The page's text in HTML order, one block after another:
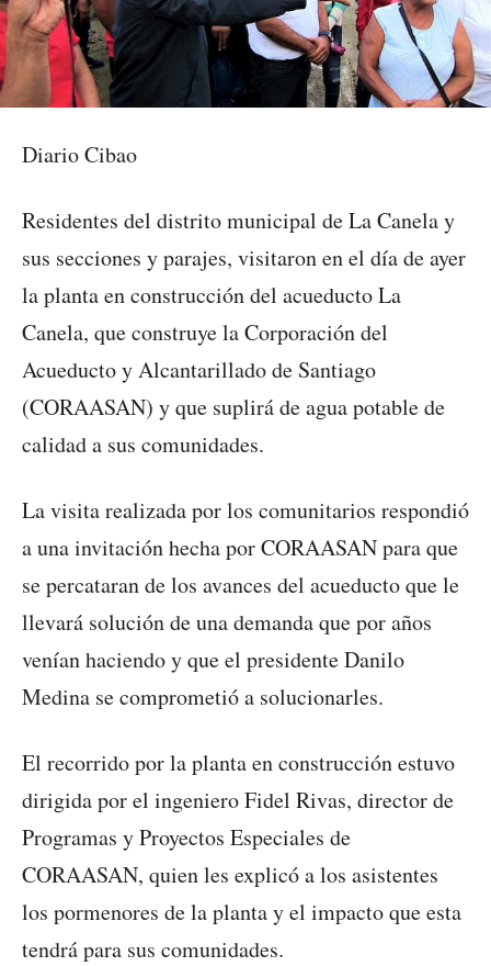
Diario Cibao
Residentes del distrito municipal de La Canela y
sus secciones y parajes, visitaron en el día de ayer
la planta en construcción del acueducto La
Canela, que construye la Corporación del
Acueducto y Alcantarillado de Santiago
(CORAASAN) y que suplirá de agua potable de
calidad a sus comunidades.
La visita realizada por los comunitarios respondió
a una invitación hecha por CORAASAN para que
se percataran de los avances del acueducto que le
llevará solución de una demanda que por años
venían haciendo y que el presidente Danilo
Medina se comprometió a solucionarles.
El recorrido por la planta en construcción estuvo
dirigida por el ingeniero Fidel Rivas, director de
Programas y Proyectos Especiales de
CORAASAN, quien les explicó a los asistentes
los pormenores de la planta y el impacto que esta
tendrá para sus comunidades.